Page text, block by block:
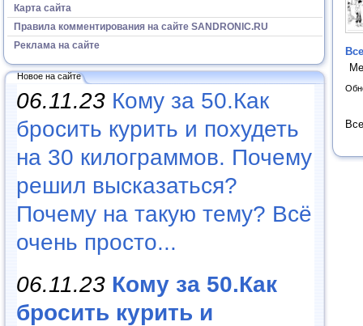
Карта сайта
Правила комментирования на сайте SANDRONIC.RU
Реклама на сайте
Новое на сайте
06.11.23 Кому за 50.Как
бросить курить и похудеть
на 30 килограммов. Почему
решил высказаться?
Почему на такую тему? Всё
очень просто...
06.11.23 Кому за 50.Как
бросить курить и